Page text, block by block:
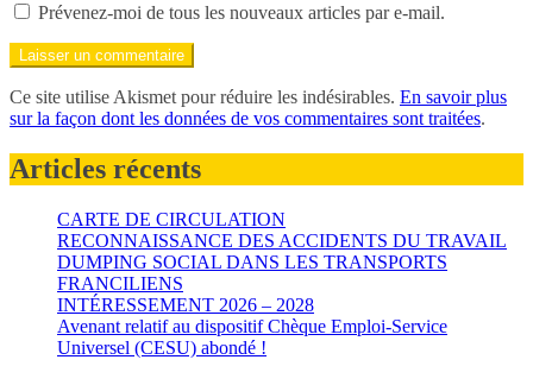
Prévenez-moi de tous les nouveaux articles par e-mail.
Ce site utilise Akismet pour réduire les indésirables. En savoir plus
sur la façon dont les données de vos commentaires sont traitées.
Articles récents
CARTE DE CIRCULATION
RECONNAISSANCE DES ACCIDENTS DU TRAVAIL
DUMPING SOCIAL DANS LES TRANSPORTS
FRANCILIENS
INTÉRESSEMENT 2026 – 2028
Avenant relatif au dispositif Chèque Emploi-Service
Universel (CESU) abondé !